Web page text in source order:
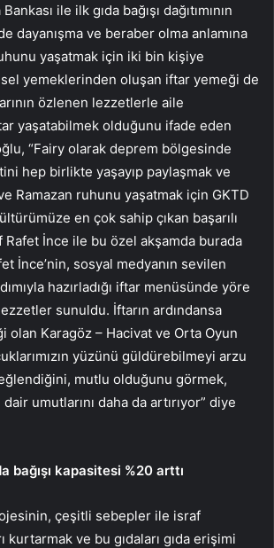
ile ilk gıda bağışı dağıtımının
dayanışma ve beraber olma anlamına
yaşatmak için iki bin kişiye
yemeklerinden oluşan iftar yemeği de
özlenen lezzetlerle aile
yaşatabilmek olduğunu ifade eden
“Fairy olarak deprem bölgesinde
hep birlikte yaşayıp paylaşmak ve
Ramazan ruhunu yaşatmak için GKTD
en çok sahip çıkan başarılı
İnce ile bu özel akşamda burada
İnce’nin, sosyal medyanın sevilen
hazırladığı iftar menüsünde yöre
sunuldu. İftarın ardındansa
olan Karagöz – Hacivat ve Orta Oyun
yüzünü güldürebilmeyi arzu
mutlu olduğunu görmek,
umutlarını daha da artırıyor” diye
bağışı kapasitesi %20 arttı
çeşitli sebepler ile israf
kurtarmak ve bu gıdaları gıda erişimi